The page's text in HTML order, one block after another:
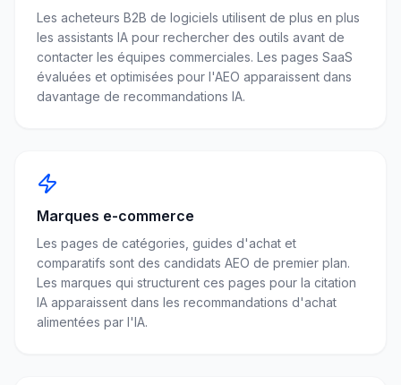
Les acheteurs B2B de logiciels utilisent de plus en plus
les assistants IA pour rechercher des outils avant de
contacter les équipes commerciales. Les pages SaaS
évaluées et optimisées pour l'AEO apparaissent dans
davantage de recommandations IA.
Marques e-commerce
Les pages de catégories, guides d'achat et
comparatifs sont des candidats AEO de premier plan.
Les marques qui structurent ces pages pour la citation
IA apparaissent dans les recommandations d'achat
alimentées par l'IA.